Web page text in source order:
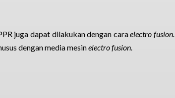
juga dapat dilakukan dengan caraelectro fusion.
dengan media mesinelectro fusion.